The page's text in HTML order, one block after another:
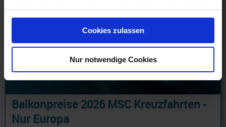
gesammelt haben.
Cookies zulassen
Nur notwendige Cookies
Balkonpreise 2026 MSC Kreuzfahrten -
Nur Europa